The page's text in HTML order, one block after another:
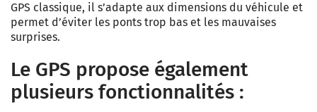
GPS classique, il s’adapte aux dimensions du véhicule et
permet d’éviter les ponts trop bas et les mauvaises
surprises.
Le GPS propose également
plusieurs fonctionnalités :